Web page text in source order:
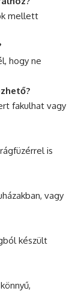
mellett
hogy ne
fakulhat vagy
is
vagy
készült